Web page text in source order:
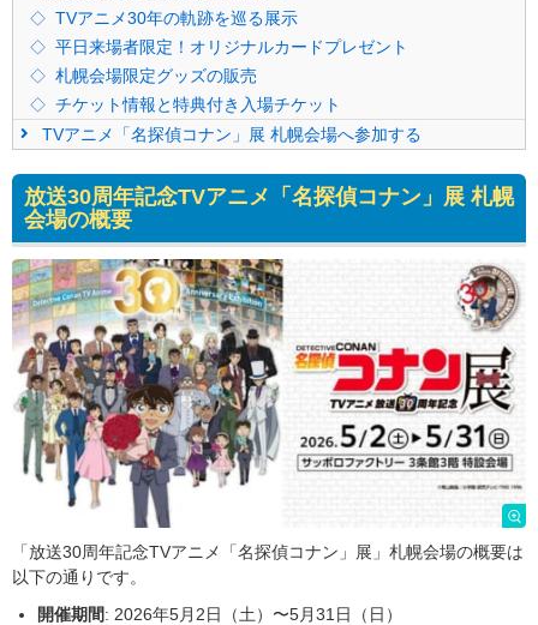
TVアニメ30年の軌跡を巡る展示
平日来場者限定！オリジナルカードプレゼント
札幌会場限定グッズの販売
チケット情報と特典付き入場チケット
TVアニメ「名探偵コナン」展 札幌会場へ参加する
放送30周年記念TVアニメ「名探偵コナン」展 札幌
会場の概要
「放送30周年記念TVアニメ「名探偵コナン」展」札幌会場の概要は
以下の通りです。
開催期間: 2026年5月2日（土）〜5月31日（日）